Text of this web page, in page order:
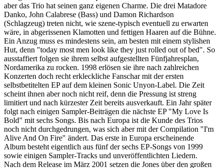
aber das Trio hat seinen ganz eigenen Charme. Die drei Matadore
Danko, John Calabrese (Bass) und Damon Richardson
(Schlagzeug) treten nicht, wie szene-typisch eventuell zu erwarten
wäre, in abgerissenen Klamotten und fettigen Haaren auf die Bühne.
Ein Anzug muss es mindestens sein, am besten mit einem stylishen
Hut, denn "today most men look like they just rolled out of bed". So
ausstaffiert folgen sie ihrem selbst aufgestellten Fünfjahresplan,
Nordamerika zu rocken. 1998 erlösen sie ihre nach zahlreichen
Konzerten doch recht erkleckliche Fanschar mit der ersten
selbstbetitelten EP auf dem kleinen Sonic Unyon-Label. Die Zeit
scheint ihnen aber noch nicht reif, denn die Pressung ist streng
limitiert und nach kürzester Zeit bereits ausverkauft. Ein Jahr später
folgt nach einigen Sampler-Beiträgen die nächste EP "My Love Is
Bold" mit sechs Songs. Bis nach Europa ist die Kunde des Trios
noch nicht durchgedrungen, was sich aber mit der Compilation "I'm
Alive And On Fire" ändert. Das erste in Europa erscheinende
Album besteht eigentlich aus fünf der sechs EP-Songs von 1999
sowie einigen Sampler-Tracks und unveröffentlichten Liedern.
Nach dem Release im März 2001 setzen die Jones über den großen